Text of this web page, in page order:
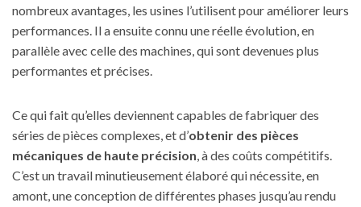
nombreux avantages, les usines l’utilisent pour améliorer leurs
performances. Il a ensuite connu une réelle évolution, en
parallèle avec celle des machines, qui sont devenues plus
performantes et précises.
Ce qui fait qu’elles deviennent capables de fabriquer des
séries de pièces complexes, et d’obtenir des pièces
mécaniques de haute précision, à des coûts compétitifs.
C’est un travail minutieusement élaboré qui nécessite, en
amont, une conception de différentes phases jusqu’au rendu